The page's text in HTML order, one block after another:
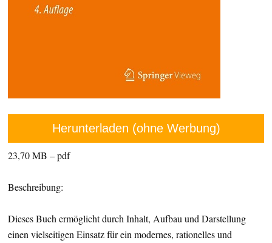
Herunterladen (ohne Werbung)
23,70 MB – pdf
Beschreibung:
Dieses Buch ermöglicht durch Inhalt, Aufbau und Darstellung
einen vielseitigen Einsatz für ein modernes, rationelles und